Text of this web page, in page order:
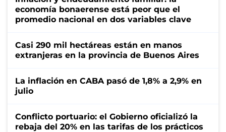
economía bonaerense está peor que el
promedio nacional en dos variables clave
Casi 290 mil hectáreas están en manos
extranjeras en la provincia de Buenos Aires
La inflación en CABA pasó de 1,8% a 2,9% en
julio
Conflicto portuario: el Gobierno oficializó la
rebaja del 20% en las tarifas de los prácticos